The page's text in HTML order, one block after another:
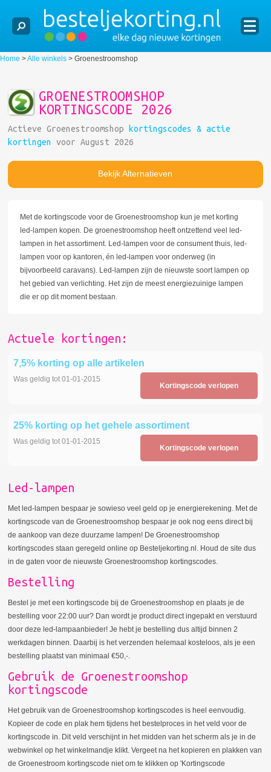
Home >Alle winkels > Groenestroomshop
GROENESTROOMSHOP
KORTINGSCODE 2026
Actieve Groenestroomshop kortingscodes & actie
kortingen
voor August 2026
Bekijk Alternatieven
Met de kortingscode voor de Groenestroomshop kun je met korting
led-lampen kopen. De groenestroomshop heeft ontzettend veel led-
lampen in het assortiment. Led-lampen voor de consument thuis, led-
lampen voor op kantoren, én led-lampen voor onderweg (in
bijvoorbeeld caravans). Led-lampen zijn de nieuwste soort lampen op
het gebied van verlichting. Het zijn de meest energiezuinige lampen
die er op dit moment bestaan.
Actuele kortingen:
7,5% korting op alle artikelen
Kortingscode verlopen
Was geldig tot 01-01-2015
25% korting op het gehele assortiment
Kortingscode verlopen
Was geldig tot 01-01-2015
Led-lampen
Met led-lampen bespaar je sowieso veel geld op je energierekening. Met de
kortingscode van de Groenestroomshop bespaar je ook nog eens direct bij
de aankoop van deze duurzame lampen! De Groenestroomshop
kortingscodes staan geregeld online op Besteljekorting.nl. Houd de site dus
in de gaten voor de nieuwste Groenestroomshop kortingscodes.
Bestelling
Bestel je met een kortingscode bij de Groenestroomshop en plaats je de
bestelling voor 22:00 uur? Dan wordt je product direct ingepakt en verstuurd
door deze led-lampaanbieder! Je hebt je bestelling dus altijd binnen 2
werkdagen binnen. Daarbij is het verzenden helemaal kosteloos, als je een
bestelling plaatst van minimaal €50,-.
Gebruik de Groenestroomshop
kortingscode
Het gebruik van de Groenestroomshop kortingscodes is heel eenvoudig.
Kopieer de code en plak hem tijdens het bestelproces in het veld voor de
kortingscode in. Dit veld verschijnt in het midden van het scherm als je in de
webwinkel op het winkelmandje klikt. Vergeet na het kopieren en plakken van
de Groenestroom kortingscode niet om te klikken op 'Kortingscode